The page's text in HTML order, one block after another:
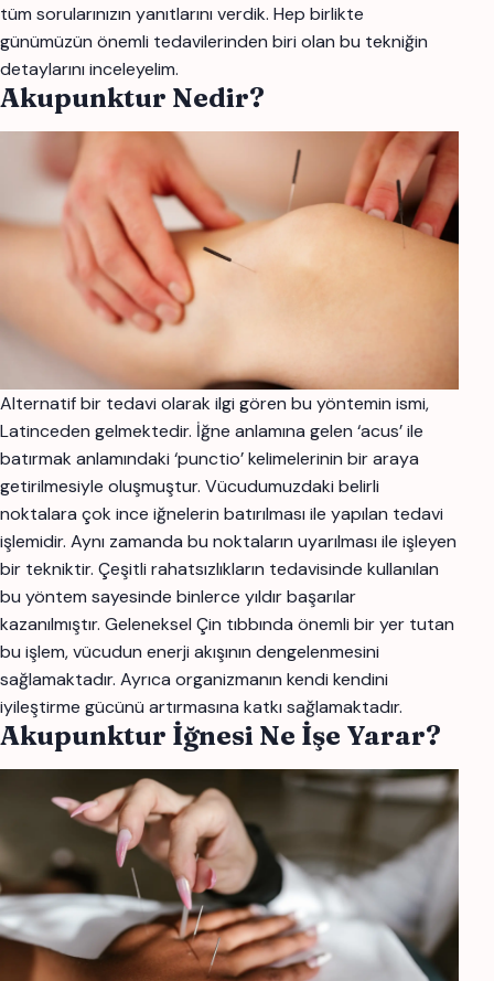
tüm sorularınızın yanıtlarını verdik. Hep birlikte
günümüzün önemli tedavilerinden biri olan bu tekniğin
detaylarını inceleyelim.
Akupunktur Nedir?
Alternatif bir tedavi olarak ilgi gören bu yöntemin ismi,
Latinceden gelmektedir. İğne anlamına gelen ‘acus’ ile
batırmak anlamındaki ‘punctio’ kelimelerinin bir araya
getirilmesiyle oluşmuştur. Vücudumuzdaki belirli
noktalara çok ince iğnelerin batırılması ile yapılan tedavi
işlemidir. Aynı zamanda bu noktaların uyarılması ile işleyen
bir tekniktir. Çeşitli rahatsızlıkların tedavisinde kullanılan
bu yöntem sayesinde binlerce yıldır başarılar
kazanılmıştır. Geleneksel Çin tıbbında önemli bir yer tutan
bu işlem, vücudun enerji akışının dengelenmesini
sağlamaktadır. Ayrıca organizmanın kendi kendini
iyileştirme gücünü artırmasına katkı sağlamaktadır.
Akupunktur İğnesi Ne İşe Yarar?